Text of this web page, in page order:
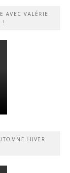
AVEC VALÉRIE
!
HIVER